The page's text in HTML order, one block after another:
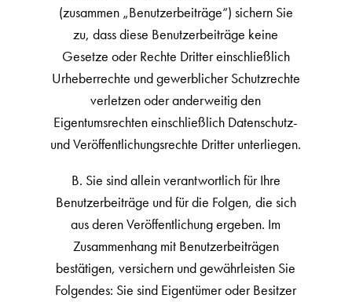
(zusammen „Benutzerbeiträge“) sichern Sie
zu, dass diese Benutzerbeiträge keine
Gesetze oder Rechte Dritter einschließlich
Urheberrechte und gewerblicher Schutzrechte
verletzen oder anderweitig den
Eigentumsrechten einschließlich Datenschutz-
und Veröffentlichungsrechte Dritter unterliegen.
B. Sie sind allein verantwortlich für Ihre
Benutzerbeiträge und für die Folgen, die sich
aus deren Veröffentlichung ergeben. Im
Zusammenhang mit Benutzerbeiträgen
bestätigen, versichern und gewährleisten Sie
Folgendes: Sie sind Eigentümer oder Besitzer